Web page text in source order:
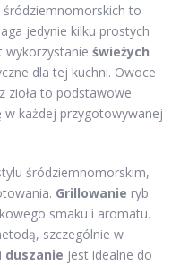
to
jedynie kilku prostych
wykorzystanie świeżych
dla tej kuchni. Owoce
zioła to podstawowe
w każdej przygotowywanej
śródziemnomorskim,
Grillowanie ryb
smaku i aromatu.
szczególnie w
duszanie jest idealne do